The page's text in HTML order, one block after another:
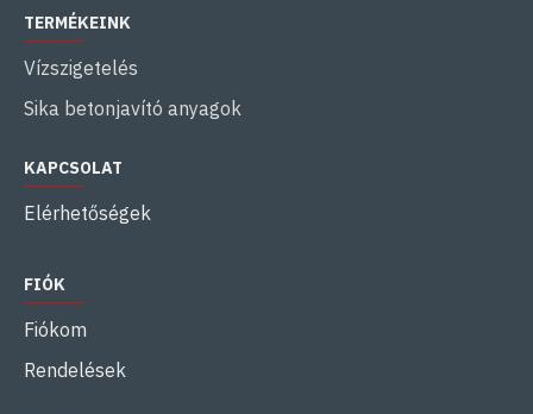
TERMÉKEINK
Vízszigetelés
Sika betonjavító anyagok
KAPCSOLAT
Elérhetőségek
FIÓK
Fiókom
Rendelések